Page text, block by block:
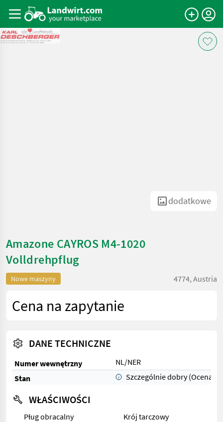
dodatkowe
Amazone CAYROS M4-1020
Volldrehpflug
Nowe maszyny 4774, Austria
Cena na zapytanie
DANE TECHNICZNE
Numer wewnętrzny
NL/NER
Stan
Szczególnie dobry (Ocena 1)
WŁAŚCIWOŚCI
Pług obracalny
Krój tarczowy